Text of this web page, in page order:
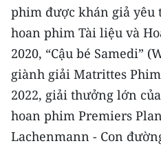
Media Giáo dục
Media Y tế
Media Khoa học - Công
Media Môi trường
Ảnh
phim được khán giả yêu
hoan phim Tài liệu và
2020, “Cậu bé Samedi”
giành giải Matrittes
2022, giải thưởng lớn
hoan phim Premiers
Lachenmann - Con